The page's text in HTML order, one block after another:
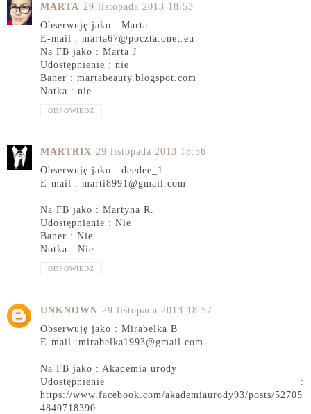
MARTA 29 listopada 2013 18:53
Obserwuję jako : Marta
E-mail : marta67@poczta.onet.eu
Na FB jako : Marta J
Udostępnienie : nie
Baner : martabeauty.blogspot.com
Notka : nie
ODPOWIEDZ
MARTRIX 29 listopada 2013 18:56
Obserwuję jako : deedee_1
E-mail : marti8991@gmail.com
Na FB jako : Martyna R.
Udostępnienie : Nie
Baner : Nie
Notka : Nie
ODPOWIEDZ
UNKNOWN 29 listopada 2013 18:57
Obserwuję jako : Mirabelka B
E-mail :mirabelka1993@gmail.com
Na FB jako : Akademia urody
Udostępnienie :
https://www.facebook.com/akademiaurody93/posts/52705
4840718390